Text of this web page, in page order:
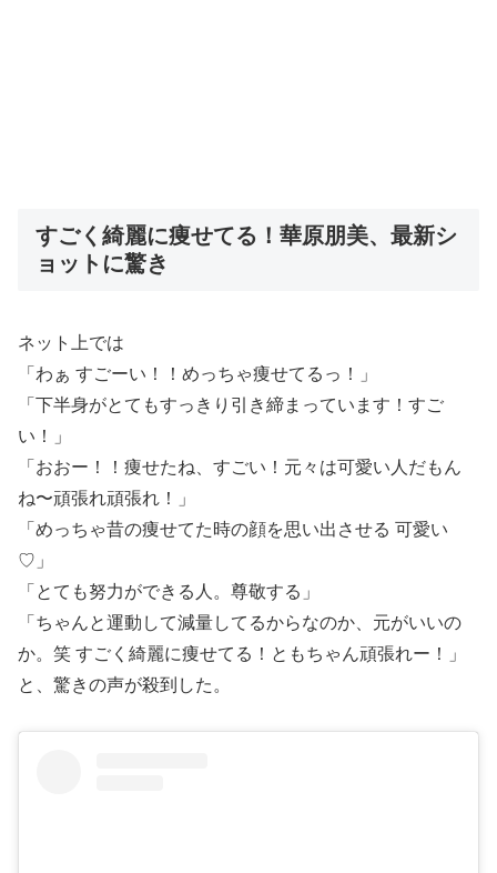
すごく綺麗に痩せてる！華原朋美、最新シ
ョットに驚き
ネット上では
「わぁ すごーい！！めっちゃ痩せてるっ！」
「下半身がとてもすっきり引き締まっています！すご
い！」
「おおー！！痩せたね、すごい！元々は可愛い人だもん
ね〜頑張れ頑張れ！」
「めっちゃ昔の痩せてた時の顔を思い出させる 可愛い
♡」
「とても努力ができる人。尊敬する」
「ちゃんと運動して減量してるからなのか、元がいいの
か。笑 すごく綺麗に痩せてる！ともちゃん頑張れー！」
と、驚きの声が殺到した。